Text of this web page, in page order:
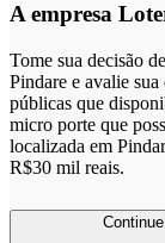
A empresa
Tome sua decisão
Pindare e avalie
públicas que
micro porte que
localizada em
R$30 mil reais.